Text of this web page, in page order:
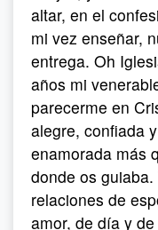
altar, en el
mi vez enseñar,
entrega. Oh
años mi
parecerme en
alegre, confiada
enamorada más
donde os
relaciones de
amor, de día y